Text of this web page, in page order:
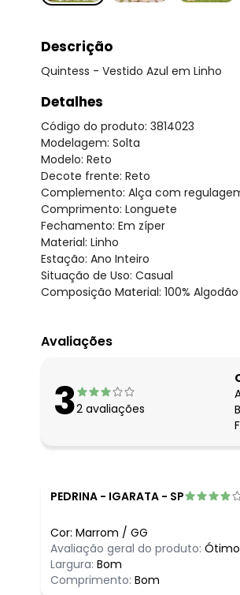
Descrição
Quintess - Vestido Azul em Linho
Detalhes
Código do produto: 3814023
Modelagem: Solta
Modelo: Reto
Decote frente: Reto
Complemento: Alça com
Comprimento: Longuete
Fechamento: Em zíper
Material: Linho
Estação: Ano Inteiro
Situação de Uso: Casual
Composição Material: 100% Algodão
Avaliações
32 avaliações
PEDRINA - IGARATA - SP
Cor: Marrom / GG
Avaliação geral do produto: Ótimo
Largura: Bom
Comprimento: Bom